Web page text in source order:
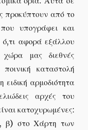
προκύπτουν από το
υπογράφει και
ό,τι αφορά εξάλλου
μας διεθνές
καταστολή
ειδική αρμοδιότητα
αρχές του
κατοχυρωμένες:
β) στο Χάρτη των